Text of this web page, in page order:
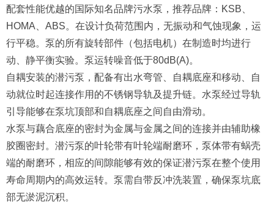
配套性能优越的国际知名品牌污水泵，推荐品牌：KSB、
HOMA、ABS。在设计负荷范围内，无振动和气蚀现象，运
行平稳。泵的所有旋转部件（包括电机）在制造时均进行
动、静平衡实验。泵运转噪音低于80dB(A)。
自耦安装的潜污泵，配备有出水弯管、自耦底座和移动、自
动就位时起连接作用的不锈钢导轨及提升链。水泵经过导轨
引导能够在泵坑顶部和自耦底座之间自由滑动。
水泵与藕合底座的密封为金属与金属之间的连接并由辅助橡
胶圈密封。潜污泵的叶轮带有叶轮端耐磨环，泵体带有蜗壳
端的耐磨环，相应的间隙能够有效的保证潜污泵在整个使用
寿命周期内的高效运转。泵需自带反冲洗装置，确保泵坑底
部无淤泥沉积。